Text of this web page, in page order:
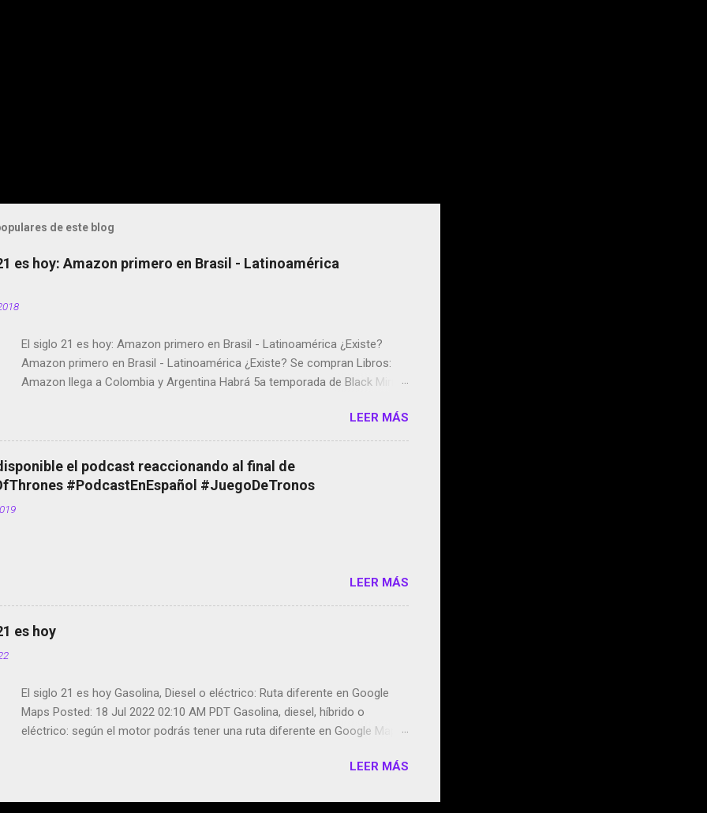
de este blog
es hoy: Amazon primero en Brasil - Latinoamérica
El siglo 21 es hoy: Amazon primero en Brasil - Latinoamérica ¿Existe?
Amazon primero en Brasil - Latinoamérica ¿Existe? Se compran Libros:
Amazon llega a Colombia y Argentina Habrá 5a temporada de Black Mirror
copyright en Instagram Música y vídeo selfies en la red social Riddley
Scott saca a Kevin Spacey de su película Francisco regaña a los que usan
el smartphone en sus misas La serie de la Tierra Media GoBee - StartUp
de bicicletas de alquiler Stop Motion en Instagram Vodafone: me siento
tumbado. Amazon Music: Chingo yo, chingas tu... http://amzn.to/2z1UkPK
LEER MÁS
el podcast reaccionando al final de
#PodcastEnEspañol #JuegoDeTronos
LEER MÁS
es hoy
El siglo 21 es hoy Gasolina, Diesel o eléctrico: Ruta diferente en Google
Maps Posted: 18 Jul 2022 02:10 AM PDT Gasolina, diesel, híbrido o
eléctrico: según el motor podrás tener una ruta diferente en Google Maps.
de esos sentidos es lo que hacen los desarrolladores de Alphabet, la
Google Maps con lo que informamos los usuarios reseñas del lugares
LEER MÁS